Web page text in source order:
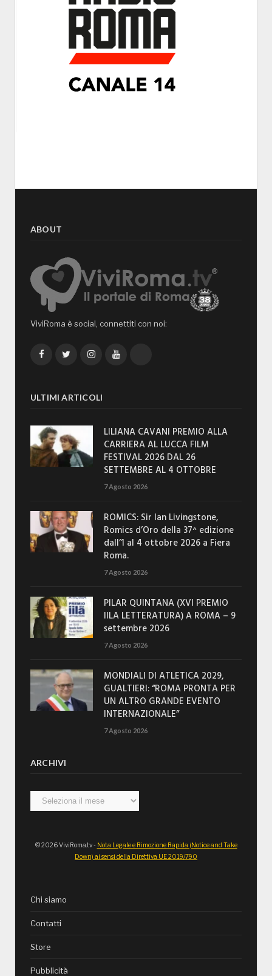
ABOUT
ViviRoma è social, connettiti con noi:
FacebookTwitterInstagramYouTube
ULTIMI ARTICOLI
LILIANA CAVANI PREMIO ALLA
CARRIERA AL LUCCA FILM
FESTIVAL 2026 DAL 26
SETTEMBRE AL 4 OTTOBRE
7 Agosto 2026
ROMICS: Sir Ian Livingstone,
Romics d’Oro della 37^ edizione
dall’1 al 4 ottobre 2026 a Fiera
Roma.
7 Agosto 2026
PILAR QUINTANA (XVI PREMIO
IILA LETTERATURA) A ROMA – 9
settembre 2026
7 Agosto 2026
MONDIALI DI ATLETICA 2029,
GUALTIERI: “ROMA PRONTA PER
UN ALTRO GRANDE EVENTO
INTERNAZIONALE”
7 Agosto 2026
ARCHIVI
Archivi
© 2026 ViviRoma.tv - Nota Legale e Rimozione Rapida (Notice and Take
Down) ai sensi della Direttiva UE 2019/790
Chi siamo
Contatti
Store
Pubblicità